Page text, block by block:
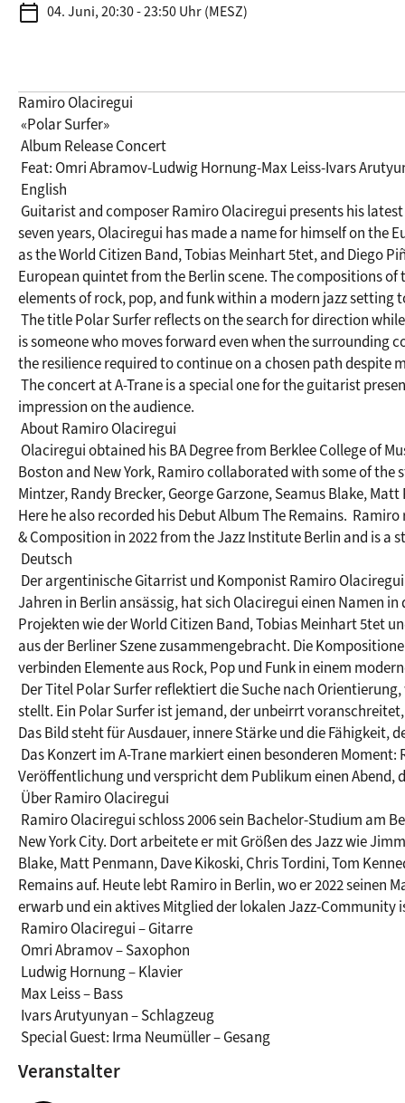
calendar_today 04. Juni, 20:30 - 23:50 Uhr (MESZ)
Veranstalter
Ramiro Olaciregui
seven years, Olaciregui has made a name for himself on
as the World Citizen Band, Tobias Meinhart 5tet, and
European quintet from the Berlin scene. The compositions
elements of rock, pop, and funk within a modern jazz
is someone who moves forward even when the
the resilience required to continue on a chosen path despite
impression on the audience.
Boston and New York, Ramiro collaborated with some of
Mintzer, Randy Brecker, George Garzone, Seamus Blake,
Here he also recorded his Debut Album The Remains.
& Composition in 2022 from the Jazz Institute Berlin and is
Jahren in Berlin ansässig, hat sich Olaciregui einen Namen
Projekten wie der World Citizen Band, Tobias Meinhart 5tet
aus der Berliner Szene zusammengebracht. Die
verbinden Elemente aus Rock, Pop und Funk in einem
stellt. Ein Polar Surfer ist jemand, der unbeirrt
Das Bild steht für Ausdauer, innere Stärke und die Fähigkeit,
Veröffentlichung und verspricht dem Publikum einen
New York City. Dort arbeitete er mit Größen des Jazz wie
Blake, Matt Penmann, Dave Kikoski, Chris Tordini, Tom
Remains auf. Heute lebt Ramiro in Berlin, wo er 2022
erwarb und ein aktives Mitglied der lokalen Jazz-Community
Special Guest: Irma Neumüller – Gesang